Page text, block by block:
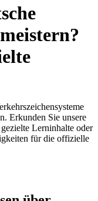
Erkunden Sie unsere
Lerninhalte oder
für die offizielle